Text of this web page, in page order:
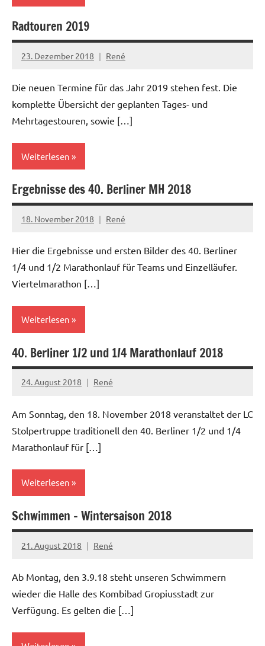
Radtouren 2019
23. Dezember 2018 René
Die neuen Termine für das Jahr 2019 stehen fest. Die
komplette Übersicht der geplanten Tages- und
Mehrtagestouren, sowie […]
Weiterlesen
Ergebnisse des 40. Berliner MH 2018
18. November 2018 René
Hier die Ergebnisse und ersten Bilder des 40. Berliner
1/4 und 1/2 Marathonlauf für Teams und Einzelläufer.
Viertelmarathon […]
Weiterlesen
40. Berliner 1/2 und 1/4 Marathonlauf 2018
24. August 2018 René
Am Sonntag, den 18. November 2018 veranstaltet der LC
Stolpertruppe traditionell den 40. Berliner 1/2 und 1/4
Marathonlauf für […]
Weiterlesen
Schwimmen – Wintersaison 2018
21. August 2018 René
Ab Montag, den 3.9.18 steht unseren Schwimmern
wieder die Halle des Kombibad Gropiusstadt zur
Verfügung. Es gelten die […]